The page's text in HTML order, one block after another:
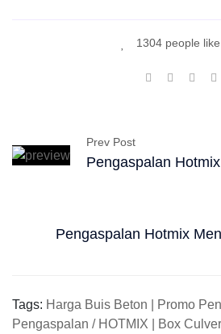
1304 people
Prev Post
Pengaspalan
Pengaspalan Hotmix
Tags: Harga Buis Beton | Promo
Pengaspalan / HOTMIX | Box